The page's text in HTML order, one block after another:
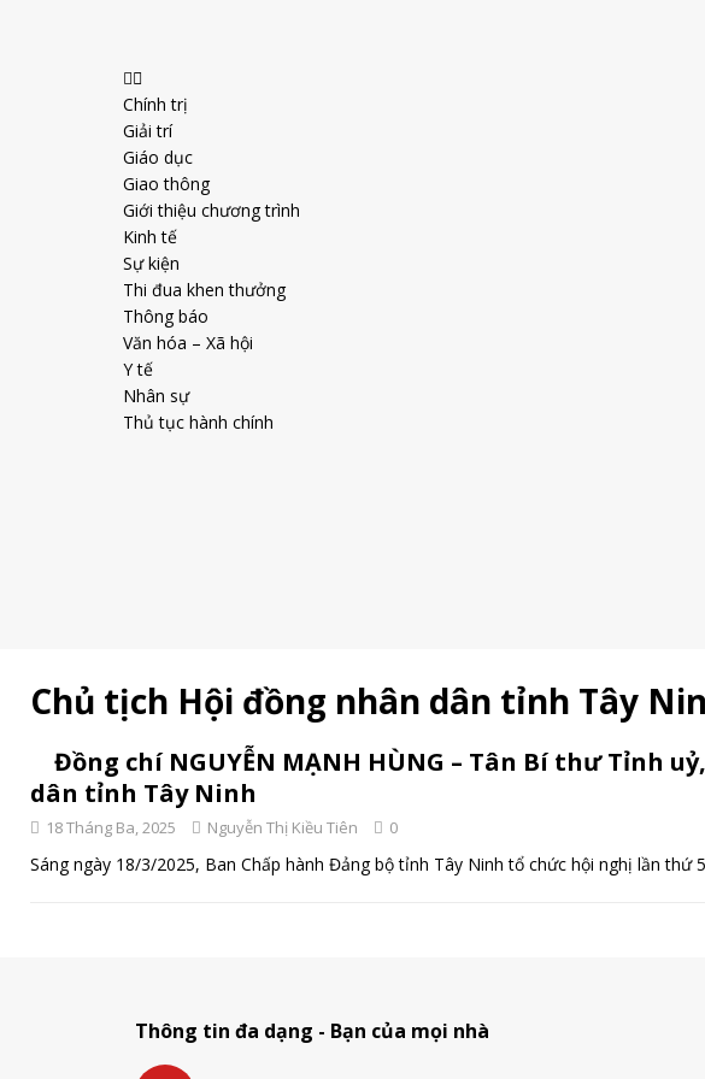
Chính trị
Giải trí
Giáo dục
Giao thông
Giới thiệu chương trình
Kinh tế
Sự kiện
Thi đua khen thưởng
Thông báo
Văn hóa – Xã hội
Y tế
Nhân sự
Thủ tục hành chính
Chủ tịch Hội đồng nhân dân tỉnh Tây
Đồng chí NGUYỄN MẠNH HÙNG – Tân Bí thư Tỉnh
dân tỉnh Tây Ninh
18 Tháng Ba, 2025 Nguyễn Thị Kiều Tiên 0
Sáng ngày 18/3/2025, Ban Chấp hành Đảng bộ tỉnh Tây Ninh tổ chức hội nghị lần thứ
Thông tin đa dạng - Bạn của mọi nhà